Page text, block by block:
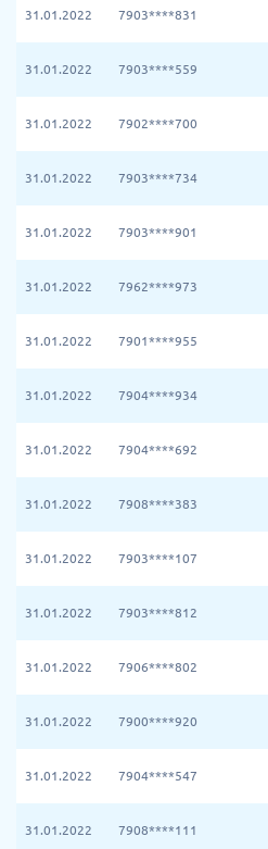
31.01.2022 7903****831
31.01.2022 7903****559
31.01.2022 7902****700
31.01.2022 7903****734
31.01.2022 7903****901
31.01.2022 7962****973
31.01.2022 7901****955
31.01.2022 7904****934
31.01.2022 7904****692
31.01.2022 7908****383
31.01.2022 7903****107
31.01.2022 7903****812
31.01.2022 7906****802
31.01.2022 7900****920
31.01.2022 7904****547
31.01.2022 7908****111